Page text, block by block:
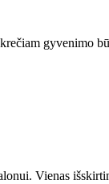
gyvenimo
Vienas